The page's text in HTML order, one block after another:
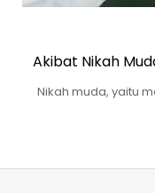
Akibat Nikah
Nikah muda, yaitu